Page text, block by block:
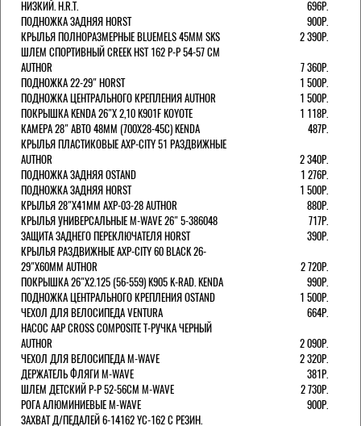
НИЗКИЙ. H.R.T.
696Р.
ПОДНОЖКА ЗАДНЯЯ HORST
900Р.
КРЫЛЬЯ ПОЛНОРАЗМЕРНЫЕ BLUEMELS 45MM SKS
2 390Р.
ШЛЕМ СПОРТИВНЫЙ CREEK HST 162 Р-Р 54-57 СМ
AUTHOR
7 360Р.
ПОДНОЖКА 22-29" HORST
1 500Р.
ПОДНОЖКА ЦЕНТРАЛЬНОГО КРЕПЛЕНИЯ AUTHOR
1 500Р.
ПОКРЫШКА KENDA 26"Х 2,10 K901F KOYOTE
1 118Р.
КАМЕРА 28" АВТО 48ММ (700Х28-45С) KENDA
487Р.
КРЫЛЬЯ ПЛАСТИКОВЫЕ AXP-CITY 51 РАЗДВИЖНЫЕ
AUTHOR
2 340Р.
ПОДНОЖКА ЗАДНЯЯ OSTAND
1 276Р.
ПОДНОЖКА ЗАДНЯЯ HORST
1 500Р.
КРЫЛЬЯ 28"Х41ММ AXP-03-28 AUTHOR
880Р.
КРЫЛЬЯ УНИВЕРСАЛЬНЫЕ M-WAVE 26" 5-386048
717Р.
ЗАЩИТА ЗАДНЕГО ПЕРЕКЛЮЧАТЕЛЯ HORST
390Р.
КРЫЛЬЯ РАЗДВИЖНЫЕ AXP-CITY 60 BLACK 26-
29"Х60ММ AUTHOR
2 720Р.
ПОКРЫШКА 26"Х2.125 (56-559) K905 K-RAD. KENDA
990Р.
ПОДНОЖКА ЦЕНТРАЛЬНОГО КРЕПЛЕНИЯ OSTAND
1 500Р.
ЧЕХОЛ ДЛЯ ВЕЛОСИПЕДА VENTURA
664Р.
НАСОС AAP CROSS COMPOSITE Т-РУЧКА ЧЕРНЫЙ
AUTHOR
2 090Р.
ЧЕХОЛ ДЛЯ ВЕЛОСИПЕДА M-WAVE
2 320Р.
ДЕРЖАТЕЛЬ ФЛЯГИ M-WAVE
381Р.
ШЛЕМ ДЕТСКИЙ Р-Р 52-56СМ M-WAVE
2 730Р.
РОГА АЛЮМИНИЕВЫЕ M-WAVE
900Р.
ЗАХВАТ Д/ПЕДАЛЕЙ 6-14162 YC-162 С РЕЗИН.